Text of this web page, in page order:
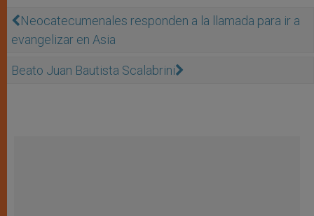
Neocatecumenales responden a la llamada para ir a
evangelizar en Asia
Beato Juan Bautista Scalabrini